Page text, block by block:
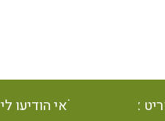
אינו זמין במלאי הודיעו לי